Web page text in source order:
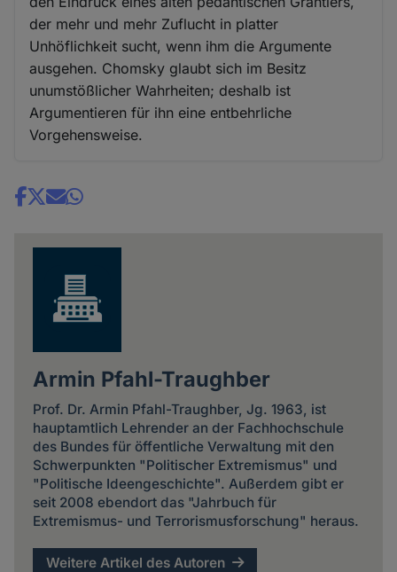
der mehr und mehr Zuflucht in platter
Unhöflichkeit sucht, wenn ihm die Argumente
ausgehen. Chomsky glaubt sich im Besitz
unumstößlicher Wahrheiten; deshalb ist
Argumentieren für ihn eine entbehrliche
Vorgehensweise.
Share
Armin Pfahl-Traughber
Prof. Dr. Armin Pfahl-Traughber, Jg. 1963, ist
hauptamtlich Lehrender an der Fachhochschule
des Bundes für öffentliche Verwaltung mit den
Schwerpunkten "Politischer Extremismus" und
"Politische Ideengeschichte". Außerdem gibt er
seit 2008 ebendort das "Jahrbuch für
Extremismus- und Terrorismusforschung" heraus.
Weitere Artikel des Autoren